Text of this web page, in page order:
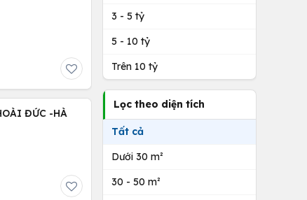
ĐỨC -HÀ
3 - 5 tỷ
5 - 10 tỷ
Trên 10 tỷ
Lọc theo diện tích
Tất cả
Dưới 30 m²
30 - 50 m²